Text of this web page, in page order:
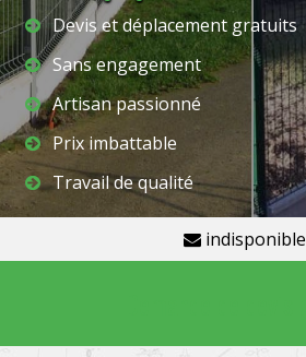
Devis et déplacement gratuits
Sans engagement
Artisan passionné
Prix imbattable
Travail de qualité
indisponible